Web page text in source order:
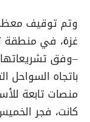
غزة، في منطقة
–وفق
باتجاه
منصات تابعة
كانت، فجر الخميس، على